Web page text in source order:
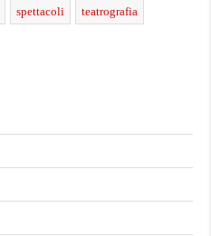
spettacoli teatrografia